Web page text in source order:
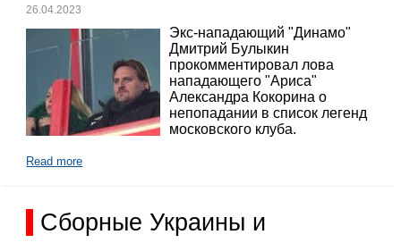
26.04.2023
Экс-нападающий "Динамо"
Дмитрий Булыкин
прокомментировал лова
нападающего "Ариса"
Александра Кокорина о
непопадании в список легенд
московского клуба.
Read more
Сборные Украины и